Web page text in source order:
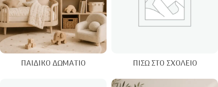
ΠΑΙΔΙΚΌ ΔΩΜΆΤΙΟ ΠΊΣΩ ΣΤΟ ΣΧΟΛΕΊΟ